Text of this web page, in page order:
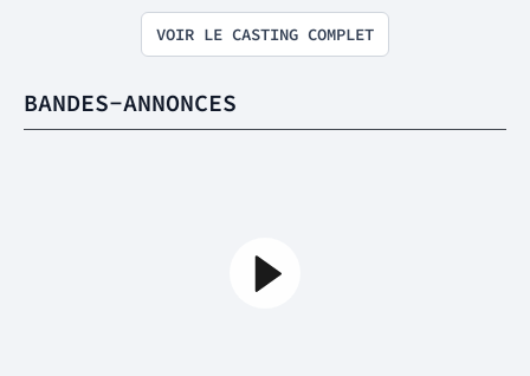
VOIR LE CASTING COMPLET
BANDES-ANNONCES